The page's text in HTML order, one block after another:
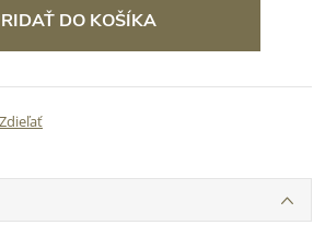
DO KOŠÍKA
Zdieľať